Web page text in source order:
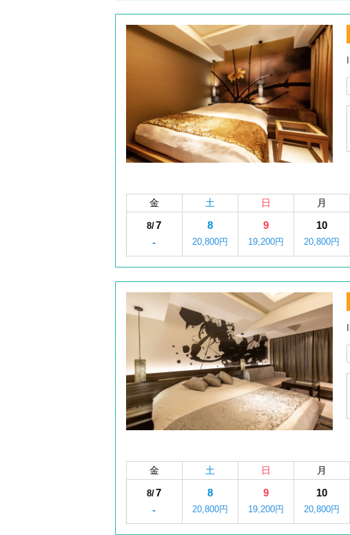
金 土 日 月
8/7
-
8
20,800円
9
19,200円
10
20,800円
金 土 日 月
8/7
-
8
20,800円
9
19,200円
10
20,800円